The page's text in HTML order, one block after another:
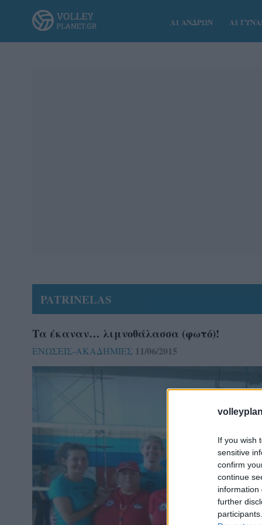
If you wish
sensitive
confirm
continue
information
further
Α1 ΑΝΔΡΩΝ Α1
PATRINELAS
Τα έκαναν… λιμνοθάλασσα (φωτό)!
ΕΝΩΣΕΙΣ-ΑΚΑΔΗΜΙΕΣ 11/06/2015